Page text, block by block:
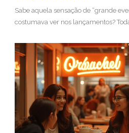
Sabe aquela sensação de “grande
costumava ver nos lançamentos?